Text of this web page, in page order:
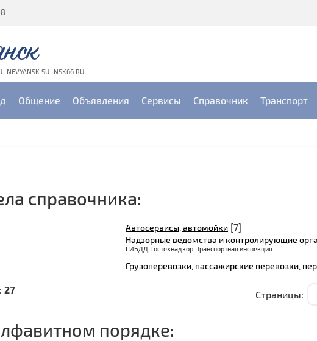
· NEVYANSK.SU · NSK66.RU
Общение Объявления Сервисы Справочник Транспорт
справочника:
Автосервисы, автомойки [7]
Надзорные ведомства и контролирующие
ГИБДД, Гостехнадзор, Транспортная инспекция
Грузоперевозки, пассажирские перевозки,
27
Страницы:
порядке: